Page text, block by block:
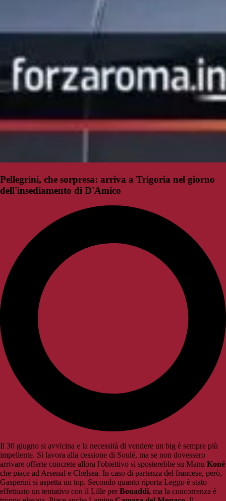
Pellegrini, che sorpresa: arriva a Trigoria nel giorno
dell'insediamento di D'Amico
Il 30 giugno si avvicina e la necessità di vendere un big è sempre più
impellente. Si lavora alla cessione di Soulé, ma se non dovessero
arrivare offerte concrete allora l'obiettivo si sposterebbe su Manu Koné
che piace ad Arsenal e Chelsea. In caso di partenza del francese, però,
Gasperini si aspetta un top. Secondo quanto riporta Leggo è stato
effettuato un tentativo con il Lille perBouaddi, ma la concorrenza è